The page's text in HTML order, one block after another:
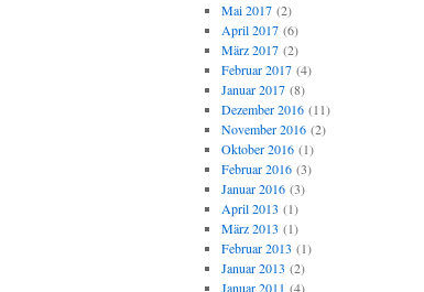
Mai 2017(2)
April 2017(6)
März 2017(2)
Februar 2017(4)
Januar 2017(8)
Dezember 2016(11)
November 2016(2)
Oktober 2016(1)
Februar 2016(3)
Januar 2016(3)
April 2013 (1)
März 2013 (1)
Februar 2013 (1)
Januar 2013 (2)
Januar 2011 (4)